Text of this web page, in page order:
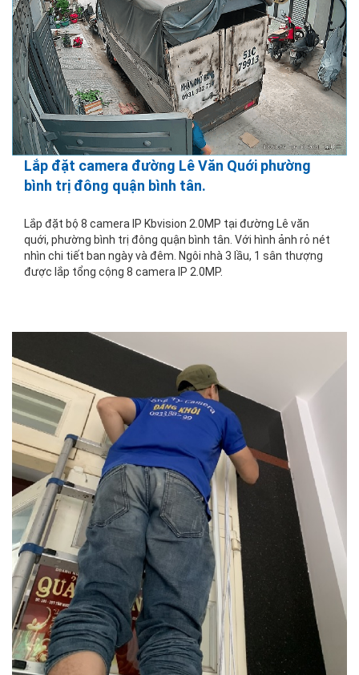
Lắp đặt camera đường Lê Văn Quới phường
bình trị đông quận bình tân.
Lắp đặt bộ 8 camera IP Kbvision 2.0MP tại đường Lê văn
quới, phường bình trị đông quận bình tân. Với hình ảnh rỏ nét
nhìn chi tiết ban ngày và đêm. Ngôi nhà 3 lầu, 1 sân thượng
được lắp tổng cộng 8 camera IP 2.0MP.